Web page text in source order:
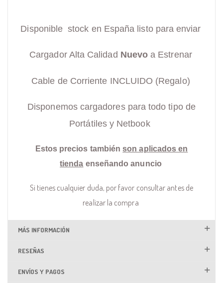
Disponible stock en España listo para enviar
Cargador Alta Calidad Nuevo a Estrenar
Cable de Corriente INCLUIDO (Regalo)
Disponemos cargadores para todo tipo de
Portátiles y Netbook
Estos precios también son aplicados en
tienda enseñando anuncio
Si tienes cualquier duda, por favor consultar antes de
realizar la compra
MÁS INFORMACIÓN
RESEÑAS
ENVÍOS Y PAGOS